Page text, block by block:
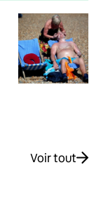
Voir tout